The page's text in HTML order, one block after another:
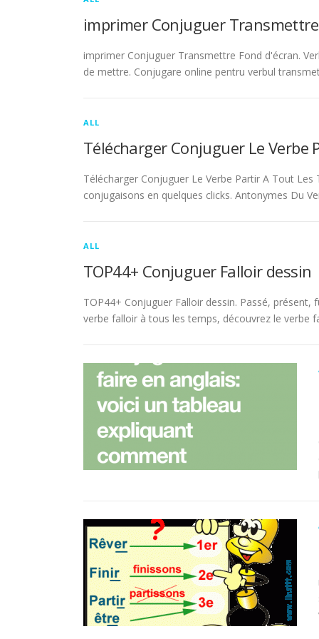
imprimer Conjuguer
imprimer Conjuguer Transmettre Fond d'écran.
de mettre. Conjugare online pentru verbul
ALL
Télécharger Conjuguer Le Verbe
Télécharger Conjuguer Le Verbe Partir A Tout
conjugaisons en quelques clicks. Antonymes Du
ALL
TOP44+ Conjuguer Falloir dessin
TOP44+ Conjuguer Falloir dessin. Passé,
verbe falloir à tous les temps, découvrez le verbe